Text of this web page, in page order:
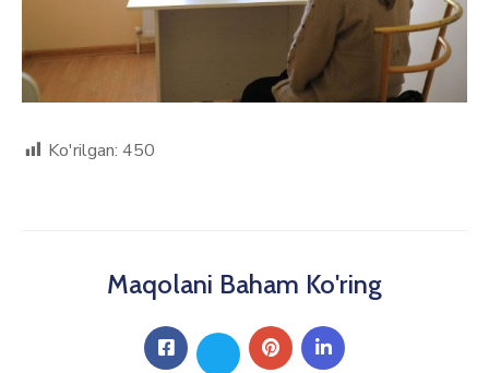
Ko'rilgan: 450
Maqolani Baham Ko'ring